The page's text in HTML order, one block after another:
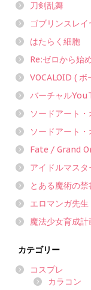
刀剣乱舞
ゴブリンスレイ
はたらく細胞
Re:ゼロから始
VOCALOID ( ボ
バーチャル
ソードアート
ソードアート
Fate / Grand
アイドルマス
とある魔術の
エロマンガ先生
魔法少女育成計
カテゴリー
コスプレ
カラコン